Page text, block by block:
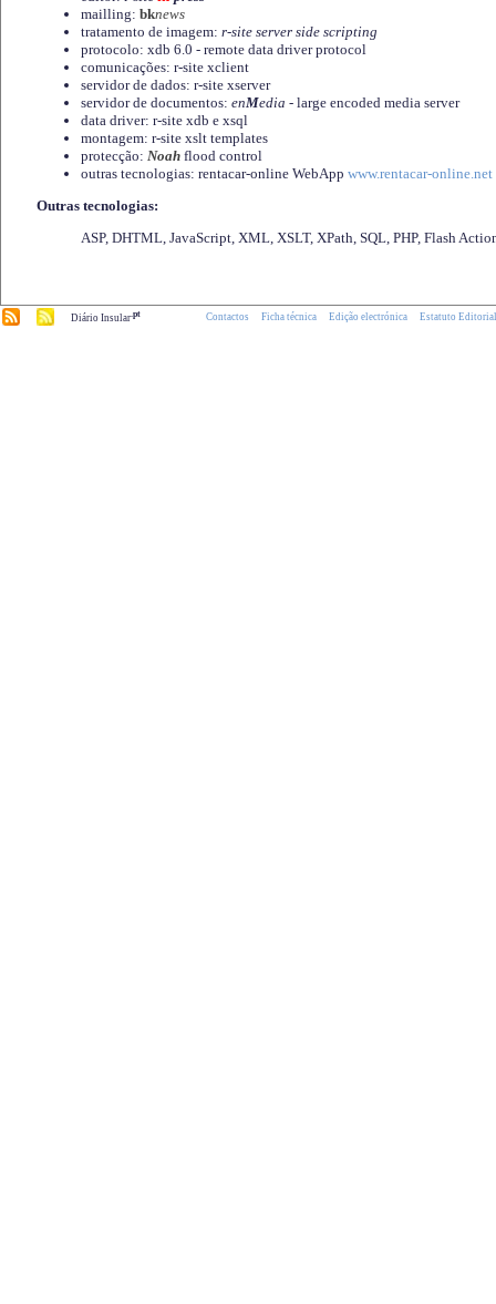
mailling: bknews
tratamento de imagem: r-site server side scripting
protocolo: xdb 6.0 - remote data driver protocol
comunicações: r-site xclient
servidor de dados: r-site xserver
servidor de documentos: enMedia - large encoded media server
data driver: r-site xdb e xsql
montagem: r-site xslt templates
protecção: Noah flood control
outras tecnologias: rentacar-online WebApp www.rentacar-online.net
Outras tecnologias:
ASP, DHTML, JavaScript, XML, XSLT, XPath, SQL, PHP, Flash
Diário Insular.pt Contactos Ficha técnica Edição electrónica Estatuto Editorial